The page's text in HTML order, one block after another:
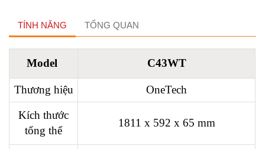
TÍNH NĂNG TỔNG QUAN
Model C43WT
Thương hiệu OneTech
Kích thước
tổng thể
1811 x 592 x 65 mm